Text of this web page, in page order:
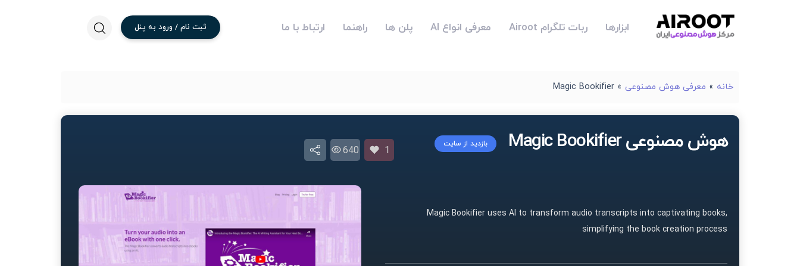
ابزارها ربات تلگرام Airoot معرفی انواع AI پلن ها راهنما ارتباط با ما ثبت نام / ورود به پنل
خانه » معرفی هوش مصنوعی »
Magic Bookifier
هوش مصنوعی Magic Bookifier بازدید از سایت
1
640
Magic Bookifier uses AI to transform audio transcripts into captivating books,
simplifying the book creation process